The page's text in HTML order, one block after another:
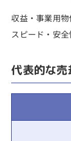
収益・事業用
スピード・安全
代表的な